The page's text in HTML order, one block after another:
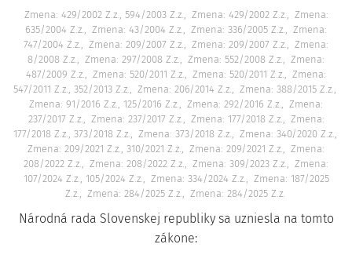
Zmena: 429/2002 Z.z., 594/2003 Z.z. Zmena: 429/2002 Z.z.
Zmena:
635/2004 Z.z.
Zmena: 43/2004 Z.z. Zmena: 336/2005 Z.z.
Zmena:
747/2004 Z.z.
Zmena: 209/2007 Z.z. Zmena: 209/2007 Z.z.
Zmena:
8/2008 Z.z.
Zmena: 297/2008 Z.z. Zmena: 552/2008 Z.z.
Zmena:
487/2009 Z.z.
Zmena: 520/2011 Z.z. Zmena: 520/2011 Z.z.
Zmena:
547/2011 Z.z., 352/2013 Z.z.
Zmena: 206/2014 Z.z.
Zmena: 388/2015 Z.z.
Zmena: 91/2016 Z.z., 125/2016 Z.z.
Zmena: 292/2016 Z.z.
Zmena:
237/2017 Z.z.
Zmena: 237/2017 Z.z. Zmena: 177/2018 Z.z.
Zmena:
177/2018 Z.z., 373/2018 Z.z.
Zmena: 373/2018 Z.z.
Zmena: 340/2020 Z.z.
Zmena: 209/2021 Z.z., 310/2021 Z.z.
Zmena: 209/2021 Z.z.
Zmena:
208/2022 Z.z.
Zmena: 208/2022 Z.z. Zmena: 309/2023 Z.z.
Zmena:
107/2024 Z.z., 105/2024 Z.z.
Zmena: 334/2024 Z.z.
Zmena: 187/2025
Z.z.
Zmena: 284/2025 Z.z. Zmena: 284/2025 Z.z.
Národná rada Slovenskej republiky sa uzniesla na tomto
zákone: